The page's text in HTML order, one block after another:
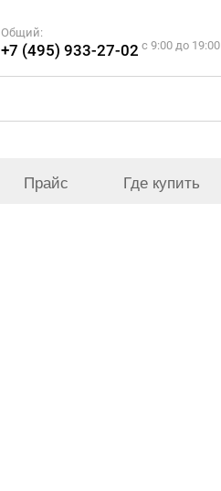
Общий:
+7 (495) 933-27-02 c 9:00 до 19:00
Прайс Где купить